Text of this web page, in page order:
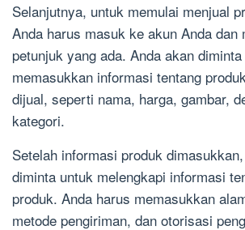
Selanjutnya, untuk memulai menjual
Anda harus masuk ke akun Anda dan
petunjuk yang ada. Anda akan
memasukkan informasi tentang
dijual, seperti nama, harga, gambar,
kategori.
Setelah informasi produk
diminta untuk melengkapi informasi
produk. Anda harus memasukkan
metode pengiriman, dan otorisasi